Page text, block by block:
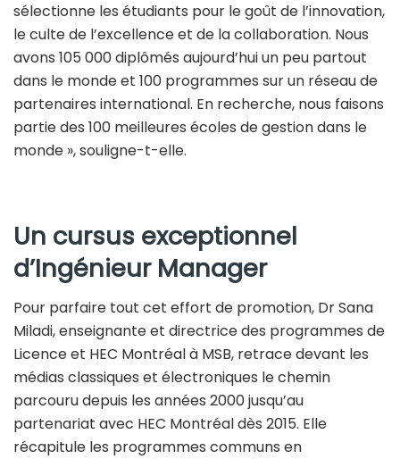
sélectionne les étudiants pour le goût de l’innovation,
le culte de l’excellence et de la collaboration. Nous
avons 105 000 diplômés aujourd’hui un peu partout
dans le monde et 100 programmes sur un réseau de
partenaires international. En recherche, nous faisons
partie des 100 meilleures écoles de gestion dans le
monde », souligne-t-elle.
Un cursus exceptionnel
d’Ingénieur Manager
Pour parfaire tout cet effort de promotion, Dr Sana
Miladi, enseignante et directrice des programmes de
Licence et HEC Montréal à MSB, retrace devant les
médias classiques et électroniques le chemin
parcouru depuis les années 2000 jusqu’au
partenariat avec HEC Montréal dès 2015. Elle
récapitule les programmes communs en